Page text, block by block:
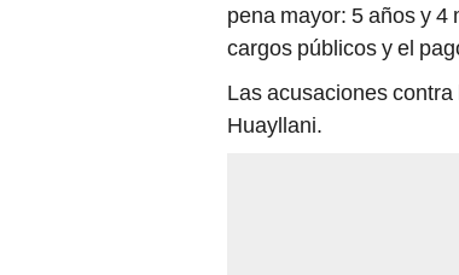
pena mayor: 5 años y
cargos públicos y el
Las acusaciones
Huayllani.